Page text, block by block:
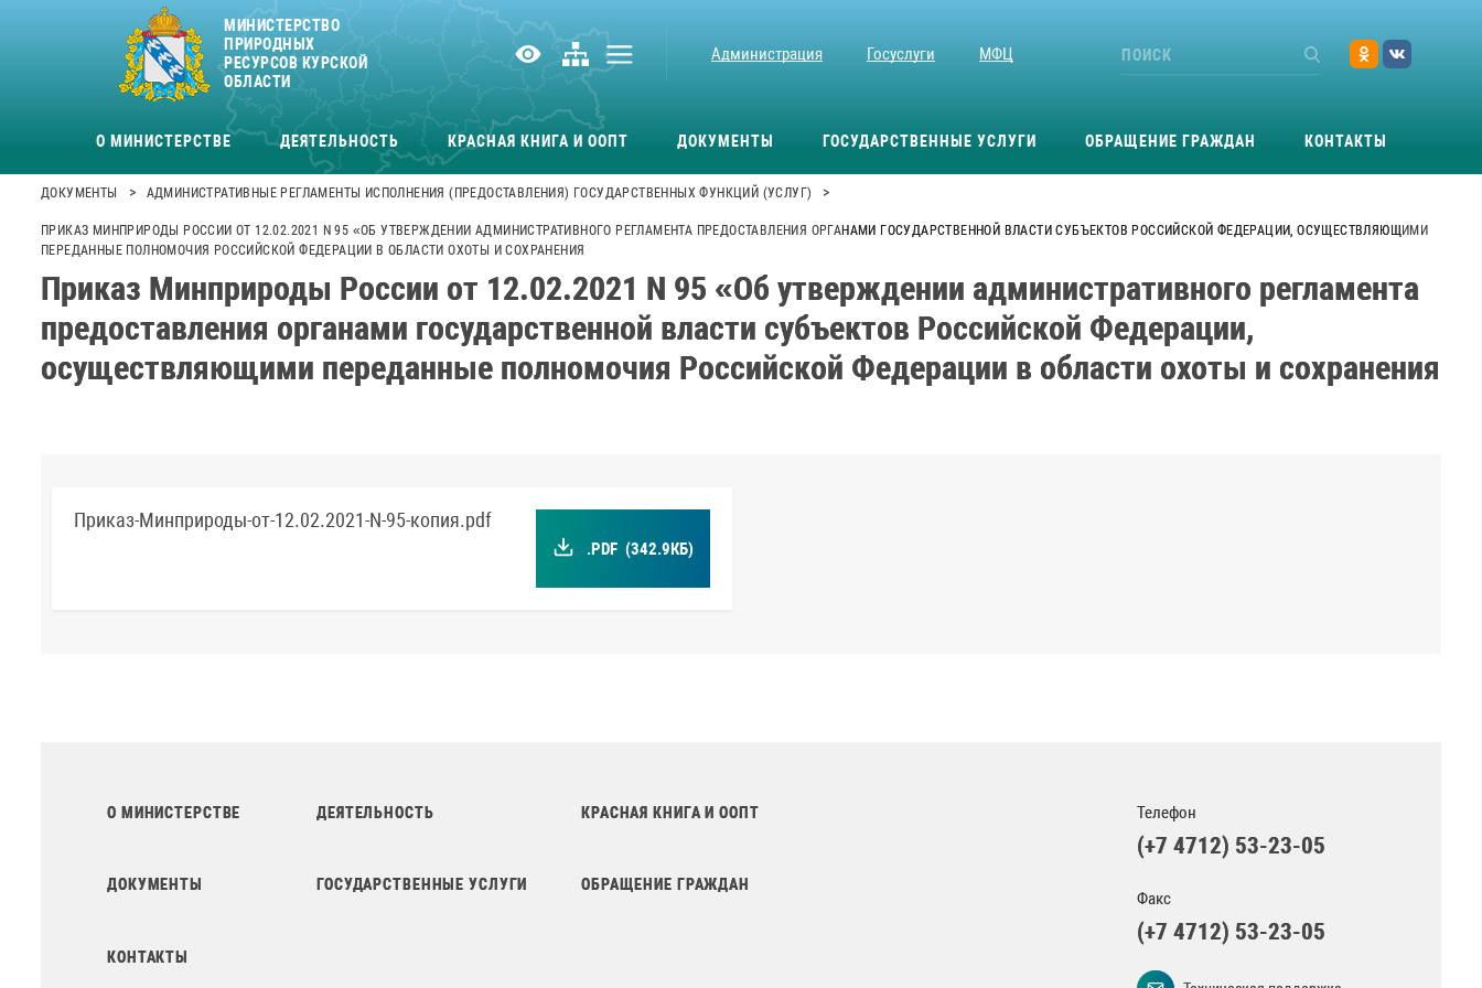
МИНИСТЕРСТВО
ПРИРОДНЫХ
РЕСУРСОВ КУРСКОЙ
ОБЛАСТИ
Администрация Госуслуги МФЦ
О МИНИСТЕРСТВЕ ДЕЯТЕЛЬНОСТЬ КРАСНАЯ КНИГА И ООПТ ДОКУМЕНТЫ ГОСУДАРСТВЕННЫЕ УСЛУГИ ОБРАЩЕНИЕ ГРАЖДАН КОНТАКТЫ
ДОКУМЕНТЫ > АДМИНИСТРАТИВНЫЕ РЕГЛАМЕНТЫ ИСПОЛНЕНИЯ (ПРЕДОСТАВЛЕНИЯ) ГОСУДАРСТВЕННЫХ ФУНКЦИЙ (УСЛУГ) >
ПРИКАЗ МИНПРИРОДЫ РОССИИ ОТ 12.02.2021 N 95 «ОБ УТВЕРЖДЕНИИ АДМИНИСТРАТИВНОГО РЕГЛАМЕНТА ПРЕДОСТАВЛЕНИЯ ОРГАНАМИ ГОСУДАРСТВЕННОЙ ВЛАСТИ СУБЪЕКТОВ РОССИЙСКОЙ ФЕДЕРАЦИИ, ОСУЩЕСТВЛЯЮЩИМИ
ПЕРЕДАННЫЕ ПОЛНОМОЧИЯ РОССИЙСКОЙ ФЕДЕРАЦИИ В ОБЛАСТИ ОХОТЫ И СОХРАНЕНИЯ
Приказ Минприроды России от 12.02.2021 N 95 «Об утверждении административного регламента
предоставления органами государственной власти субъектов Российской Федерации,
осуществляющими переданные полномочия Российской Федерации в области охоты и сохранения
Приказ-Минприроды-от-12.02.2021-N-95-копия.pdf
.PDF (342.9КБ)
О МИНИСТЕРСТВЕ ДЕЯТЕЛЬНОСТЬ КРАСНАЯ КНИГА И ООПТ
ДОКУМЕНТЫ ГОСУДАРСТВЕННЫЕ УСЛУГИ ОБРАЩЕНИЕ ГРАЖДАН
КОНТАКТЫ
Телефон
(+7 4712) 53-23-05
Факс
(+7 4712) 53-23-05